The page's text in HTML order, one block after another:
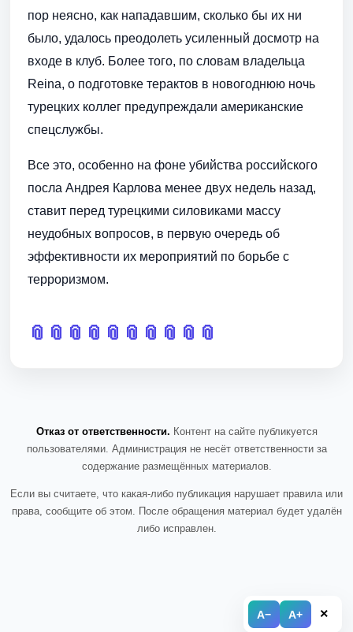
A− A+ ×
пор неясно, как нападавшим, сколько бы их ни
было, удалось преодолеть усиленный досмотр на
входе в клуб. Более того, по словам владельца
Reina, о подготовке терактов в новогоднюю ночь
турецких коллег предупреждали американские
спецслужбы.
Все это, особенно на фоне убийства российского
посла Андрея Карлова менее двух недель назад,
ставит перед турецкими силовиками массу
неудобных вопросов, в первую очередь об
эффективности их мероприятий по борьбе с
терроризмом.
📎 📎 📎 📎 📎 📎 📎 📎 📎 📎
Отказ от ответственности. Контент на сайте публикуется
пользователями. Администрация не несёт ответственности за
содержание размещённых материалов.
Если вы считаете, что какая-либо публикация нарушает правила или
права, сообщите об этом. После обращения материал будет удалён
либо исправлен.